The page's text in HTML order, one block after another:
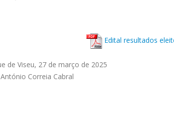
Edital resultados
de Viseu, 27 de março de 2025
Correia Cabral